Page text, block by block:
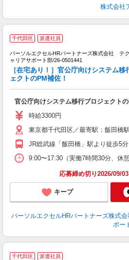
株式会社
千代田区 派遣社員
パーソルエクセルHRパートナーズ株式会社 テ
ャリアサポート部/26-0501441
［在宅あり！］官公庁向けシステム移
ェクトのPM補佐！
官公庁向けシステム移行プロジェクト
時給3300円
東京都千代田区／最寄駅：飯田橋駅
JR総武線「飯田橋」駅より徒歩5分
9:00〜17:30（実働7時間30分、
応募締め切り2026/09/
キープ
パーソルエクセルHRパートナーズ株式
ポー
千代田区 派遣社員